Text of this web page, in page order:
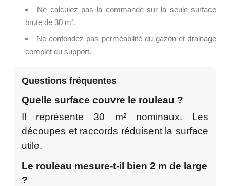
Ne calculez pas la commande sur la seule surface
brute de 30 m².
Ne confondez pas perméabilité du gazon et drainage
complet du support.
Questions fréquentes
Quelle surface couvre le rouleau ?
Il représente 30 m² nominaux. Les
découpes et raccords réduisent la surface
utile.
Le rouleau mesure-t-il bien 2 m de large
?